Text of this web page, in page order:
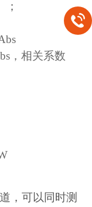
；
，相关系数
，可以同时测